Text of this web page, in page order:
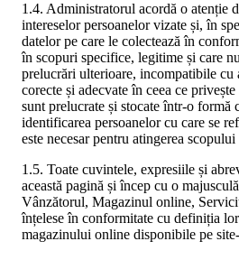
1.4. Administratorul acordă o atenție
intereselor persoanelor vizate și, în
datelor pe care le colectează în
în scopuri specifice, legitime și care
prelucrări ulterioare, incompatibile cu
corecte și adecvate în ceea ce
sunt prelucrate și stocate într-o formă
identificarea persoanelor cu care se
este necesar pentru atingerea
1.5. Toate cuvintele, expresiile și
această pagină și încep cu o
Vânzătorul, Magazinul online,
înțelese în conformitate cu definiția
magazinului online disponibile pe